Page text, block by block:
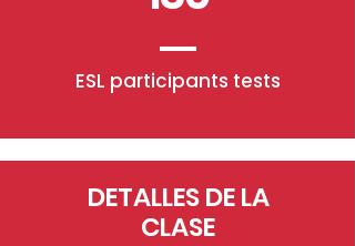
ESL participants tests
DETALLES DE LA
CLASE